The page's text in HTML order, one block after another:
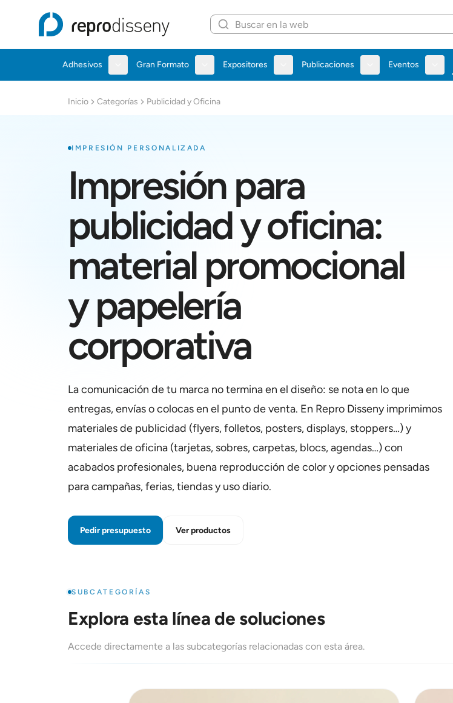
Repro Disseny Inicio
Adhesivos Gran Formato Expositores Publicaciones Eventos
Inicio Categorías Publicidad y Oficina
IMPRESIÓN PERSONALIZADA
Impresión para
publicidad y oficina:
material promocional
y papelería
corporativa
La comunicación de tu marca no termina en el diseño: se nota en lo que
entregas, envías o colocas en el punto de venta. En Repro Disseny imprimimos
materiales de publicidad (flyers, folletos, posters, displays, stoppers…) y
materiales de oficina (tarjetas, sobres, carpetas, blocs, agendas…) con
acabados profesionales, buena reproducción de color y opciones pensadas
para campañas, ferias, tiendas y uso diario.
Pedir presupuesto Ver productos
SUBCATEGORÍAS
Explora esta línea de soluciones
Accede directamente a las subcategorías relacionadas con esta área.